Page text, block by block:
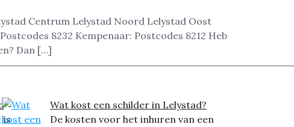
Centrum Lelystad Noord Lelystad Oost
8232 Kempenaar: Postcodes 8212 Heb
Dan […]
is
Wat kost een schilder in Lelystad?
De kosten voor het inhuren van een